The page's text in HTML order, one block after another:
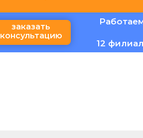
заказать
консультацию
12